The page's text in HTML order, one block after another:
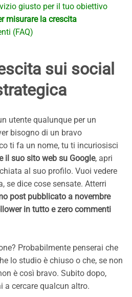
giusto per il tuo obiettivo
misurare la crescita
(FAQ)
sui social
utente qualunque per un
bisogno di un bravo
ti fa un nome, tu ti incuriosisci
il suo sito web su Google, apri
al suo profilo. Vuoi vedere
se dice cose sensate. Atterri
post pubblicato a novembre
in tutto e zero commenti
Probabilmente penserai che
lo studio è chiuso o che, se non
è così bravo. Subito dopo,
a cercare qualcun altro.